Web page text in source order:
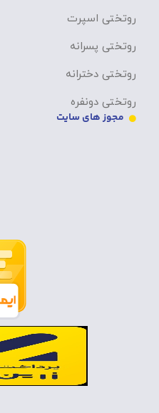
روتختی اسپرت
روتختی پسرانه
روتختی دخترانه
روتختی دونفره
مجوز های سایت